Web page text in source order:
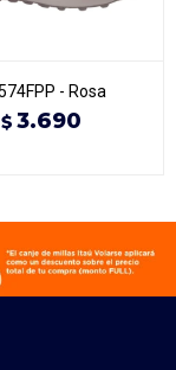
- Rosa
$ 3.690